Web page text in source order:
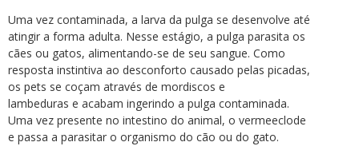
Uma vez contaminada, a larva da pulga se desenvolve até
atingir a forma adulta. Nesse estágio, a pulga parasita os
cães ou gatos, alimentando-se de seu sangue. Como
resposta instintiva ao desconforto causado pelas picadas,
os pets se coçam através de mordiscos e
lambeduras e acabam ingerindo a pulga contaminada.
Uma vez presente no intestino do animal, o vermeeclode
e passa a parasitar o organismo do cão ou do gato.